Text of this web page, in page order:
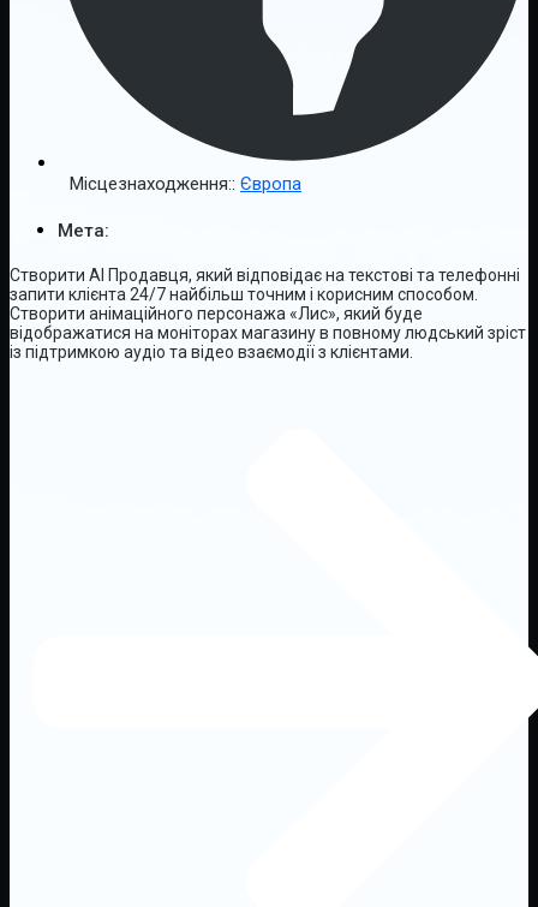
Місцезнаходження:: Європа
Мета:
Створити AI Продавця, який відповідає на текстові та телефонні
запити клієнта 24/7 найбільш точним і корисним способом.
Створити анімаційного персонажа «Лис», який буде
відображатися на моніторах магазину в повному людський зріст
із підтримкою аудіо та відео взаємодії з клієнтами.